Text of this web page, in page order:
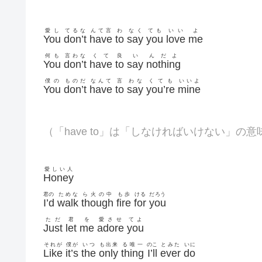
You
愛し
don’t
てるな
have
んて言
to
わ
say
なく
you
ても
love
いい
me
よ
You
何も
don’t
言わな
have
くて
to
良
say
い
nothing
んだよ
You
僕の
don’t
ものだ
have
なんて
to
言
say
わな
you’re
くても
mine
いいよ
（「have to」は「しなければいけない」の意
Honey
愛しい人
I’d
君の
walk
ためな
though
ら火の中
fire
も歩
for
ける
you
だろう
Just
ただ
let
君
me
を
adore
愛させ
you
てよ
Like
それが
it’s
僕が
the
いつ
only
も出来
thing
る唯一
I’ll
のこ
ever
とみた
do
いに